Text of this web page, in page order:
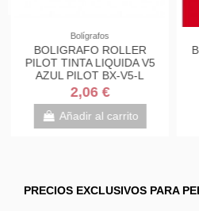
Archivo y clasificación
ARANDELAS
AUTOADHESIVAS APLI
SOBRE 96UDS REF 00228
0,80 €
Añadir al carrito
PRECIOS EXCLUSIVOS PARA